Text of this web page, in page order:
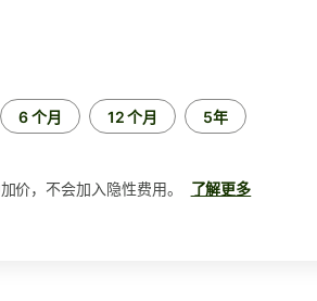
6 个月 12 个月 5年
价，不会加入隐性费用。 了解更多